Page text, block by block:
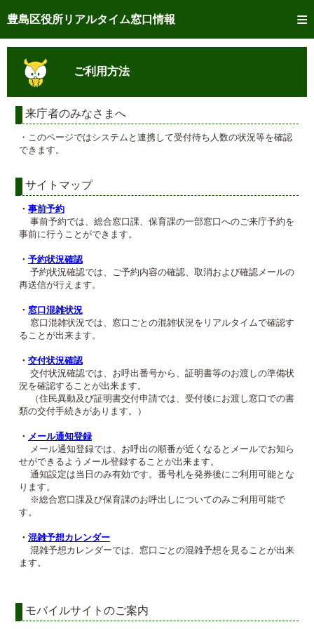
豊島区役所リアルタイム窓口情報
トップページへ
ご利用方法
事前予約
予約状況確認
リアルタイム 窓口混雑状況
メール通知登録
混雑予想カレンダー
ご利用方法
来庁者のみなさまへ
・このページではシステムと連携して受付待ち人数の状況等を確認
できます。
サイトマップ
・ 事前予約
事前予約では、総合窓口課、保育課の一部窓口へのご来庁予約を
事前に行うことができます。
・ 予約状況確認
予約状況確認では、ご予約内容の確認、取消および確認メールの
再送信が行えます。
・ 窓口混雑状況
窓口混雑状況では、窓口ごとの混雑状況をリアルタイムで確認す
ることが出来ます。
・ 交付状況確認
交付状況確認では、お呼出番号から、証明書等のお渡しの準備状
況を確認することが出来ます。
（住民異動及び証明書交付申請では、受付後にお渡し窓口での書
類の交付手続きがあります。）
・ メール通知登録
メール通知登録では、お呼出の順番が近くなるとメールでお知ら
せができるようメール登録することが出来ます。
通知設定は当日のみ有効です。番号札を発券後にご利用可能とな
ります。
※総合窓口課及び保育課のお呼出しについてのみご利用可能で
す。
・ 混雑予想カレンダー
混雑予想カレンダーでは、窓口ごとの混雑予想を見ることが出来
ます。
モバイルサイトのご案内